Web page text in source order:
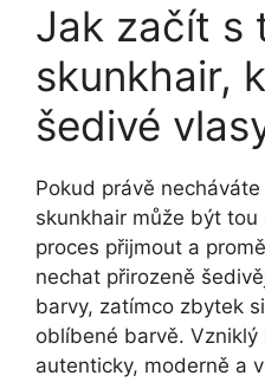
Jak začít s
skunkhair,
šedivé
Pokud právě
skunkhair může být
proces přijmout a
nechat přirozeně
barvy, zatímco zbytek
oblíbené barvě.
autenticky, moderně a